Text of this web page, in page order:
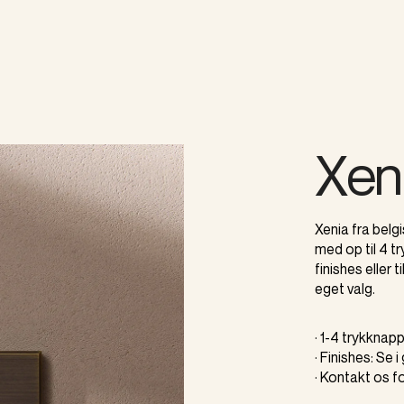
Xenia fra
med op til 4
finishes eller
eget valg.
· 1-4
· Finishes: Se
· Kontakt os